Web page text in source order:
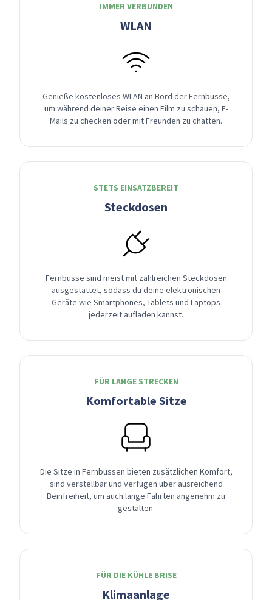
IMMER VERBUNDEN
WLAN
Genieße kostenloses WLAN an Bord der Fernbusse,
um während deiner Reise einen Film zu schauen, E-
Mails zu checken oder mit Freunden zu chatten.
STETS EINSATZBEREIT
Steckdosen
Fernbusse sind meist mit zahlreichen Steckdosen
ausgestattet, sodass du deine elektronischen
Geräte wie Smartphones, Tablets und Laptops
jederzeit aufladen kannst.
FÜR LANGE STRECKEN
Komfortable Sitze
Die Sitze in Fernbussen bieten zusätzlichen Komfort,
sind verstellbar und verfügen über ausreichend
Beinfreiheit, um auch lange Fahrten angenehm zu
gestalten.
FÜR DIE KÜHLE BRISE
Klimaanlage